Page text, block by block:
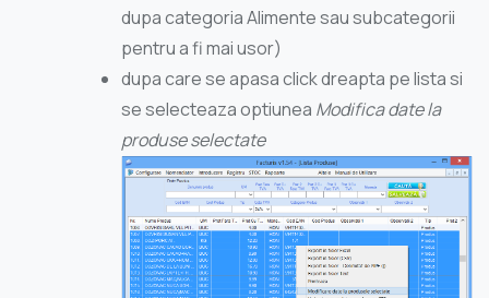
dupa categoria Alimente sau subcategorii
pentru a fi mai usor)
dupa care se apasa click dreapta pe lista si
se selecteaza optiunea Modifica date la
produse selectate